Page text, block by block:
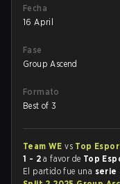
Fecha
16 April
Fase
Group Ascend
Formato
Best of 3
Team WEvs Top
1 - 2 a favor de Top
El partido fue una serie